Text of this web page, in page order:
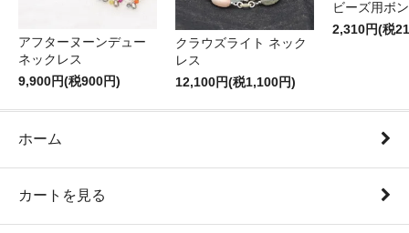
アフターヌーンデュー
ネックレス
9,900円(税900円)
クラウズライト ネック
レス
12,100円(税1,100円)
ビーズ用ボ
2,310円(税
ホーム
カートを見る